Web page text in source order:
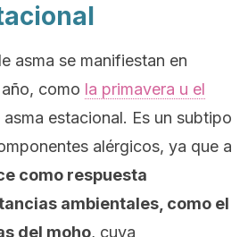
asma se manifiestan en
como la primavera u el
estacional. Es un subtipo
alérgicos, ya que a
como respuesta
ambientales, como el
del moho, cuya